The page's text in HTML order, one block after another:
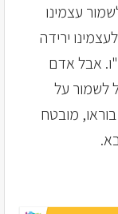
עצמינו
ירידה
אבל אדם
לשמור על
מובטח